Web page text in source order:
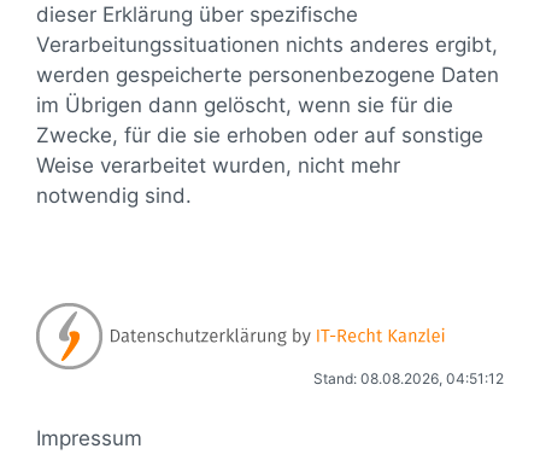
dieser Erklärung über spezifische
Verarbeitungssituationen nichts anderes ergibt,
werden gespeicherte personenbezogene Daten
im Übrigen dann gelöscht, wenn sie für die
Zwecke, für die sie erhoben oder auf sonstige
Weise verarbeitet wurden, nicht mehr
notwendig sind.
Stand: 08.08.2026, 04:51:12
Impressum